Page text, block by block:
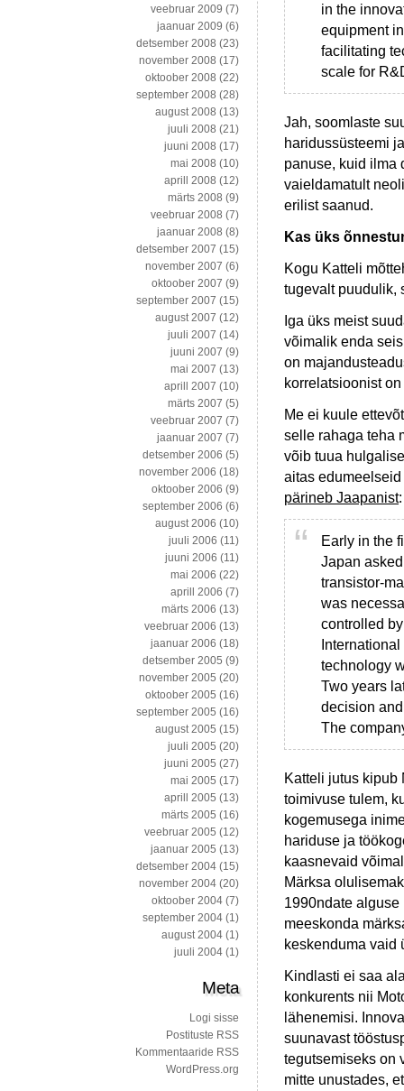
in the
equipment
facilitating
scale for
Jah, soomlaste
haridussüsteemi
panuse, kuid ilma
vaieldamatult
erilist saanud.
Kas üks
Kogu Katteli
tugevalt puudulik,
Iga üks meist
võimalik enda
on
korrelatsioonist
Me ei kuule
selle rahaga teha
võib tuua
aitas
pärineb Jaapanist:
Early in the
Japan
transistor-
was
controlled
technology
Two years
decision
The
Katteli jutus kipub
toimivuse tulem,
kogemusega
hariduse ja
kaasnevaid
Märksa
1990ndate
meeskonda
keskenduma vaid
Kindlasti ei saa
konkurents nii
lähenemisi.
suunavast
tegutsemiseks on
mitte unustades,
veebruar 2009 (7)
jaanuar 2009 (6)
detsember 2008 (23)
november 2008 (17)
oktoober 2008 (22)
september 2008 (28)
august 2008 (13)
juuli 2008 (21)
juuni 2008 (17)
mai 2008 (10)
aprill 2008 (12)
märts 2008 (9)
veebruar 2008 (7)
jaanuar 2008 (8)
detsember 2007 (15)
november 2007 (6)
oktoober 2007 (9)
september 2007 (15)
august 2007 (12)
juuli 2007 (14)
juuni 2007 (9)
mai 2007 (13)
aprill 2007 (10)
märts 2007 (5)
veebruar 2007 (7)
jaanuar 2007 (7)
detsember 2006 (5)
november 2006 (18)
oktoober 2006 (9)
september 2006 (6)
august 2006 (10)
juuli 2006 (11)
juuni 2006 (11)
mai 2006 (22)
aprill 2006 (7)
märts 2006 (13)
veebruar 2006 (13)
jaanuar 2006 (18)
detsember 2005 (9)
november 2005 (20)
oktoober 2005 (16)
september 2005 (16)
august 2005 (15)
juuli 2005 (20)
juuni 2005 (27)
mai 2005 (17)
aprill 2005 (13)
märts 2005 (16)
veebruar 2005 (12)
jaanuar 2005 (13)
detsember 2004 (15)
november 2004 (20)
oktoober 2004 (7)
september 2004 (1)
august 2004 (1)
juuli 2004 (1)
Meta
Logi sisse
Postituste RSS
Kommentaaride RSS
WordPress.org